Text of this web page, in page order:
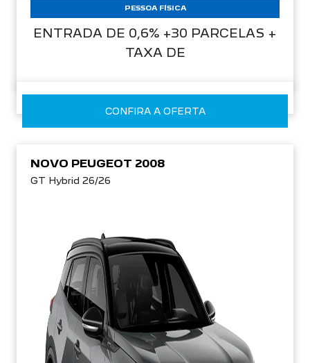
ENTRADA DE 0,6% +30 PARCELAS +
TAXA DE
PESSOA FÍSICA
CONFIRA A OFERTA
NOVO PEUGEOT 2008
GT Hybrid 26/26